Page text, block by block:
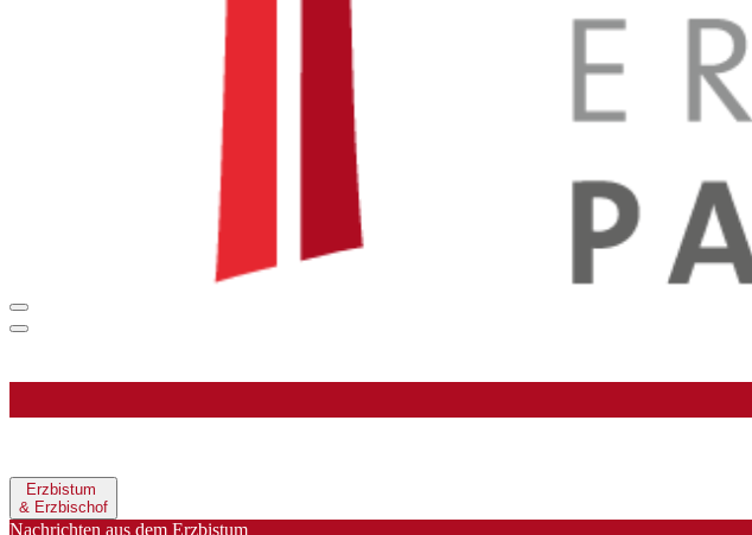
Erzbistum
& Erzbischof
Nachrichten aus dem Erzbistum